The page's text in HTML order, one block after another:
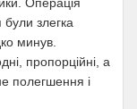
злегка
минув.
пропорційні, а
полегшення і